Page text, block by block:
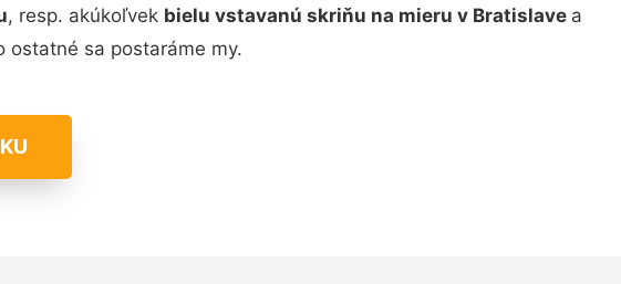
, resp. akúkoľvek bielu vstavanú skriňu na mieru v Bratislave a
ostatné sa postaráme my.